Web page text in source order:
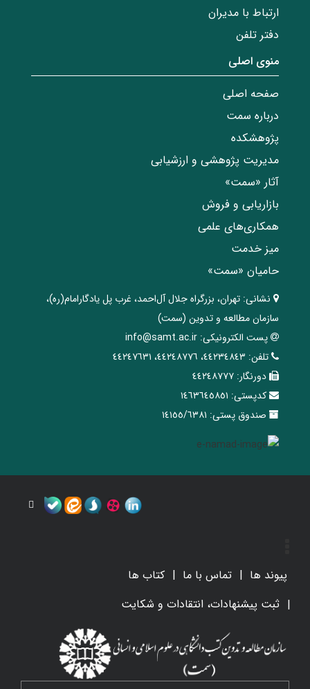
ارتباط با مدیران
دفتر تلفن
منوی اصلی
صفحه اصلی
درباره سمت
پژوهشکده
مدیریت پژوهشی و ارزشیابی
آثار «سمت»
بازاریابی و فروش
همکاری‌های علمی
میز خدمت
حامیان «سمت»
نشانی: تهران، ‌بزرگراه ‌جلال آل‌احمد، غرب پل يادگار‌امام(ره)‌،
سازمان مطالعه و تدوین‌ (سمت)
پست الکترونیکی: info@samt.ac.ir
تلفن: ٤٤٢٣٤٨٤٣، ٤٤٢٤٨٧٧٦، ٤٤٢٤٧٦٣١
دورنگار: ٤٤٢٤٨٧٧٧
کدپستی: ١٤٦٣٦٤٥٨٥١
صندوق پستی: ١٤١٥٥/٦٣٨١
پیوند ها تماس با ما
کتاب ها
ثبت پیشنهادات، انتقادات و شکایت